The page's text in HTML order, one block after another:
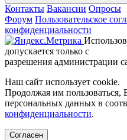
Контакты Вакансии Опросы
Форум Пользовательское
конфиденциальности
допускается только с
разрешения администрации
Наш сайт использует cookie.
Продолжая им пользоваться,
персональных данных в
конфиденциальности.
Согласен